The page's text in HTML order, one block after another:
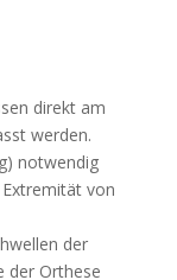
direkt am
werden.
notwendig
von
der
der Orthese